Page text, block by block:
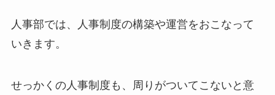
人事部では、人事制度の構築や運営をおこなって
いきます。
せっかくの人事制度も、周りがついてこないと意